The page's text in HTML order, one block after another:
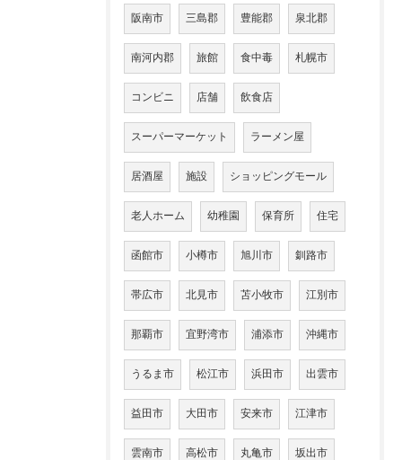
阪南市 三島郡 豊能郡 泉北郡
南河内郡 旅館 食中毒 札幌市
コンビニ 店舗 飲食店
スーパーマーケット ラーメン屋
居酒屋 施設 ショッピングモール
老人ホーム 幼稚園 保育所 住宅
函館市 小樽市 旭川市 釧路市
帯広市 北見市 苫小牧市 江別市
那覇市 宜野湾市 浦添市 沖縄市
うるま市 松江市 浜田市 出雲市
益田市 大田市 安来市 江津市
雲南市 高松市 丸亀市 坂出市